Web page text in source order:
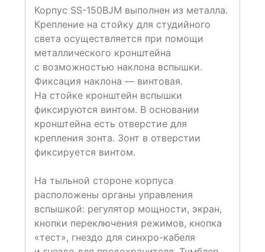
Корпус SS-150BJM выполнен из металла.
Крепление на стойку для студийного
света осуществляется при помощи
металлического кронштейна
с возможностью наклона вспышки.
Фиксация наклона — винтовая.
На стойке кронштейн вспышки
фиксируются винтом. В основании
кронштейна есть отверстие для
крепления зонта. Зонт в отверстии
фиксируется винтом.
На тыльной стороне корпуса
расположены органы управления
вспышкой: регулятор мощности, экран,
кнопки переключения режимов, кнопка
«тест», гнездо для синхро-кабеля